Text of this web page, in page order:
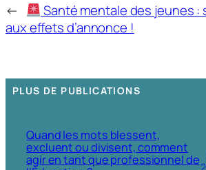
←
Santé mentale des jeunes :
aux effets d’annonce !
PLUS DE PUBLICATIONS
Quand les mots blessent,
excluent ou divisent, comment
agir en tant que professionnel de